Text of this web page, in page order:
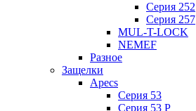
Серия 252
Серия 257
MUL-T-LOCK
NEMEF
Разное
Защелки
Apecs
Серия 53
Серия 53 P